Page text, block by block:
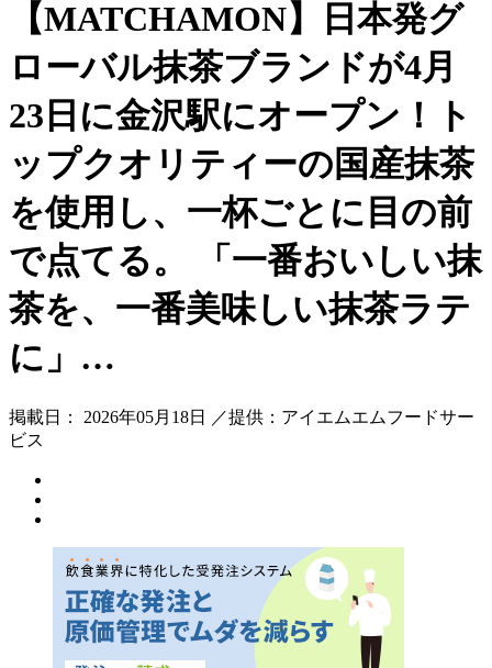
【MATCHAMON】日本発グ
ローバル抹茶ブランドが4月
23日に金沢駅にオープン！ト
ップクオリティーの国産抹茶
を使用し、一杯ごとに目の前
で点てる。 「一番おいしい抹
茶を、一番美味しい抹茶ラテ
に」…
掲載日： 2026年05月18日 ／提供：アイエムエムフードサー
ビス